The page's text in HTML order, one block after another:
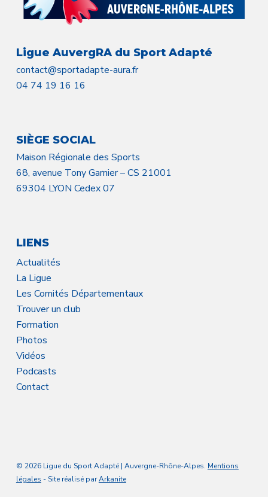
Ligue AuvergRA du Sport Adapté
contact@sportadapte-aura.fr
04 74 19 16 16
SIÈGE SOCIAL
Maison Régionale des Sports
68, avenue Tony Garnier – CS 21001
69304 LYON Cedex 07
LIENS
Actualités
La Ligue
Les Comités Départementaux
Trouver un club
Formation
Photos
Vidéos
Podcasts
Contact
© 2026 Ligue du Sport Adapté | Auvergne-Rhône-Alpes. Mentions
légales - Site réalisé parArkanite